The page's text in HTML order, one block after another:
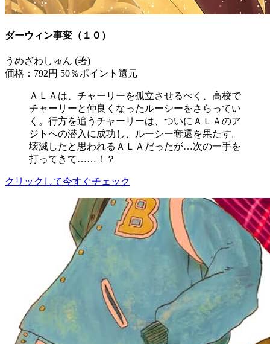
ダーウィン事変（１０）
うめざわしゅん (著)
価格：792円 50％ポイント還元
ＡＬＡは、チャーリーを孤立させるべく、高校で
チャーリーと仲良くなったルーシーをさらってい
く。行方を追うチャーリーは、ついにＡＬＡのア
ジトへの潜入に成功し、ルーシー奪還を果たす。
壊滅したと思われるＡＬＡだったが…次の一手を
打ってきて……！？
クリックして今すぐチェック